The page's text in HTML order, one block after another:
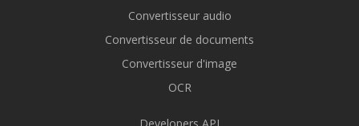
Convertisseur audio
Convertisseur de documents
Convertisseur d'image
OCR